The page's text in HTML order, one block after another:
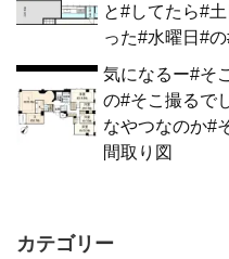
と#してたら#
った#水曜日#
気になるー#そ
の#そこ撮るで
なやつなのか#
間取り図
カテゴリー